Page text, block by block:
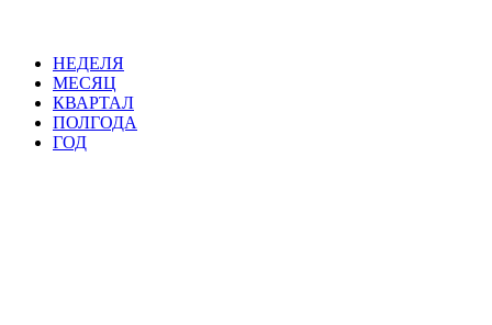
НЕДЕЛЯ
МЕСЯЦ
КВАРТАЛ
ПОЛГОДА
ГОД